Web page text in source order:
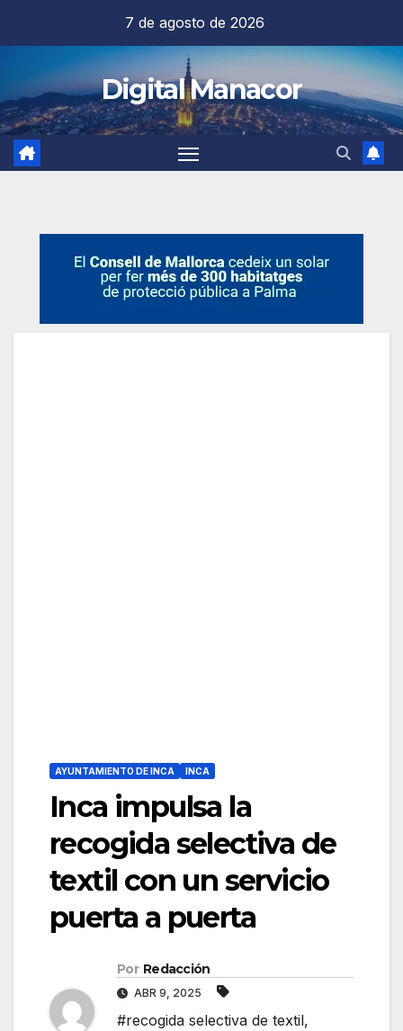
contenido
7 de agosto de 2026
Digital Manacor
AYUNTAMIENTO DE INCA INCA
Inca impulsa la
recogida selectiva de
textil con un servicio
puerta a puerta
Por Redacción
ABR 9, 2025
#recogida selectiva de textil,